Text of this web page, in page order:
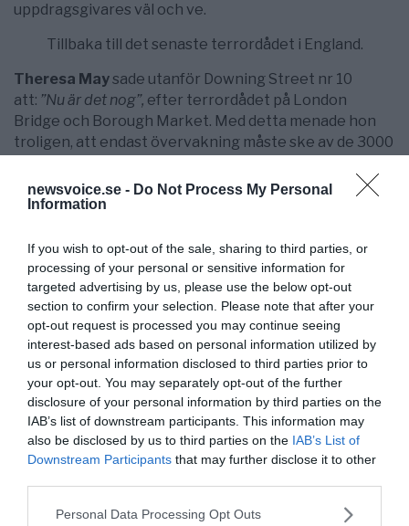
newsvoice.se - Do Not Process My Personal
Information
If you wish to opt-out of the sale, sharing to third parties, or
processing of your personal or sensitive information for
targeted advertising by us, please use the below opt-out
section to confirm your selection. Please note that after your
opt-out request is processed you may continue seeing
interest-based ads based on personal information utilized by
us or personal information disclosed to third parties prior to
your opt-out. You may separately opt-out of the further
disclosure of your personal information by third parties on the
IAB’s list of downstream participants. This information may
also be disclosed by us to third parties on the IAB’s List of
Downstream Participants that may further disclose it to other
Please note that this website/app uses one or more Google
Personal Data Processing Opt Outs
uppdragsgivares väl och ve.
Tillbaka till det senaste terrordådet i England.
Theresa Maysade utanför Downing Street nr 10
att: ”Nu är det nog”, efter terrordådet på London
Bridge och Borough Market. Med detta menade hon
troligen, att endast övervakning måste ske av de 3000
Utvisning finns inte på kartan (Rapport 4/6). Hon borde
i stället följa den ärorika förklaringen för
och kräva utvisning, som numera hindras av
internationella lagar.
Har någon hört en politiker nämna om förändring av
föråldrade internationella konventioner, som
mänskliga rättigheter, asylrätten och EU:s friheter?
Vilket också innebär attIS-krigare, dess
sympatisörer, fundamentalister med Kalifat planer och
kriminella kan skutta ut och in över gränserna som de
behagar i skydd av flyktingströmmarna.
allt för länge ägt rum i skydd av rödgrönrosa politikers